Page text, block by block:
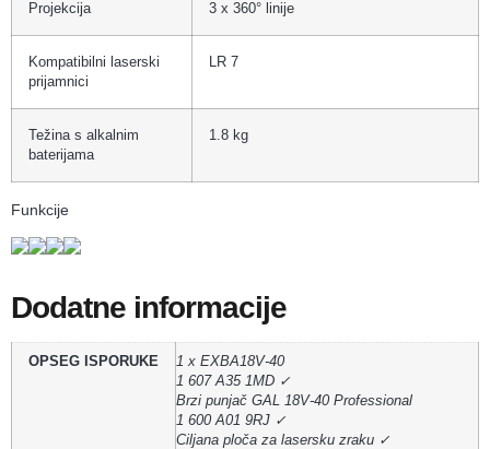
Projekcija 3 x 360° linije
Kompatibilni laserski
prijamnici
LR 7
Težina s alkalnim
baterijama
1.8 kg
Funkcije
Dodatne informacije
OPSEG ISPORUKE
1 x EXBA18V-40
1 607 A35 1MD ✓
Brzi punjač GAL 18V-40 Professional
1 600 A01 9RJ ✓
Ciljana ploča za lasersku zraku ✓